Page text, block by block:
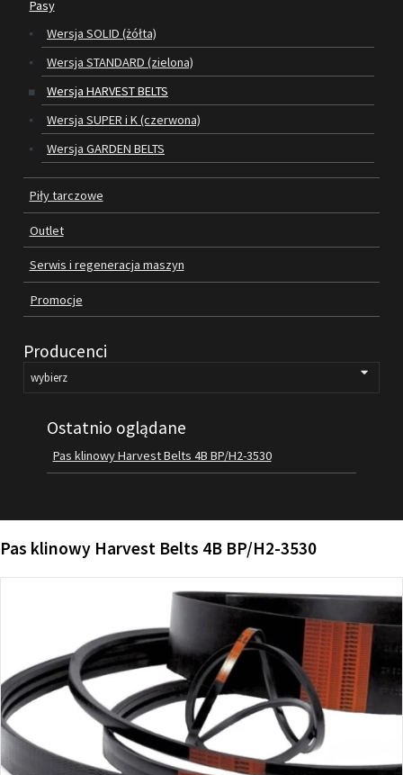
SILNIKI ELEKTRYCZNE
PIŁY TARCZOWE
OUTLET
SERWIS I REGENERACJA MASZYN
PROMOCJE
REGULAMIN
KATALOGI
OBRABIARKI DO DREWNA
SILNIKI ELEKTRYCZNE
KONTAKT
Pasy
Wersja SOLID (żółta)
Wersja STANDARD (zielona)
Wersja HARVEST BELTS
Wersja SUPER i K (czerwona)
Wersja GARDEN BELTS
Piły tarczowe
Outlet
Serwis i regeneracja maszyn
Promocje
Producenci
Ostatnio oglądane
Pas klinowy Harvest Belts 4B BP/H2-3530
Pas klinowy Harvest Belts 4B BP/H2-3530